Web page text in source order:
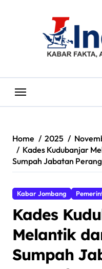
Home 2025
Kades Kudubanjar
Sumpah Jabatan
Kabar Jombang
Kades
Melantik
Sumpah